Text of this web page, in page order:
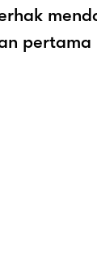
pertama